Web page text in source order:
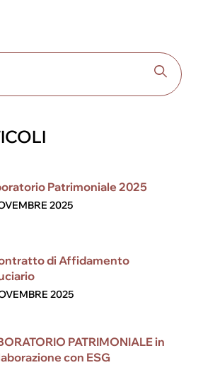
Patrimoniale 2025
2025
di Affidamento
2025
PATRIMONIALE in
con ESG